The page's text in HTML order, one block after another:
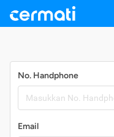
No. Handphone
Email